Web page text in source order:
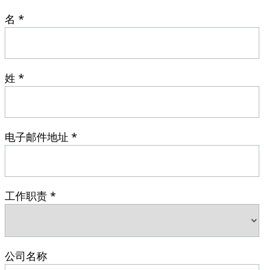
名 *
姓 *
电子邮件地址 *
工作职责 *
公司名称